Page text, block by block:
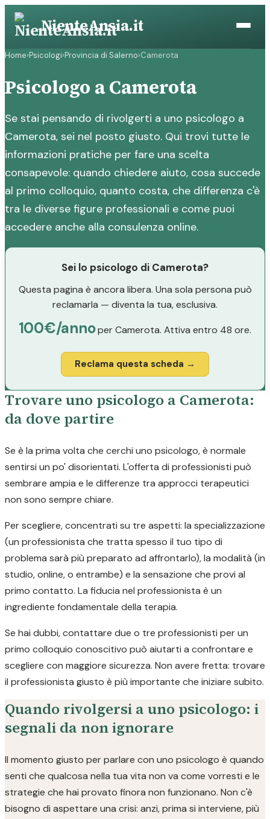
Vai
contenuto
NienteAnsia.it
Home›Psicologi›Provincia di Salerno›Camerota
Psicologo a Camerota
Se stai pensando di rivolgerti a uno psicologo a
Camerota, sei nel posto giusto. Qui trovi tutte le
informazioni pratiche per fare una scelta
consapevole: quando chiedere aiuto, cosa succede
al primo colloquio, quanto costa, che differenza c'è
tra le diverse figure professionali e come puoi
accedere anche alla consulenza online.
Sei lo psicologo di Camerota?
Questa pagina è ancora libera. Una sola persona può
reclamarla — diventa la tua, esclusiva.
100€/annoper Camerota. Attiva entro 48 ore.
Reclama questa scheda →
Trovare uno psicologo a Camerota:
da dove partire
Se è la prima volta che cerchi uno psicologo, è normale
sentirsi un po' disorientati. L'offerta di professionisti può
sembrare ampia e le differenze tra approcci terapeutici
non sono sempre chiare.
Per scegliere, concentrati su tre aspetti: la specializzazione
(un professionista che tratta spesso il tuo tipo di
problema sarà più preparato ad affrontarlo), la modalità (in
studio, online, o entrambe) e la sensazione che provi al
primo contatto. La fiducia nel professionista è un
ingrediente fondamentale della terapia.
Se hai dubbi, contattare due o tre professionisti per un
primo colloquio conoscitivo può aiutarti a confrontare e
scegliere con maggiore sicurezza. Non avere fretta: trovare
il professionista giusto è più importante che iniziare subito.
Quando rivolgersi a uno psicologo: i
segnali da non ignorare
Il momento giusto per parlare con uno psicologo è quando
senti che qualcosa nella tua vita non va come vorresti e le
strategie che hai provato finora non funzionano. Non c'è
bisogno di aspettare una crisi: anzi, prima si interviene, più